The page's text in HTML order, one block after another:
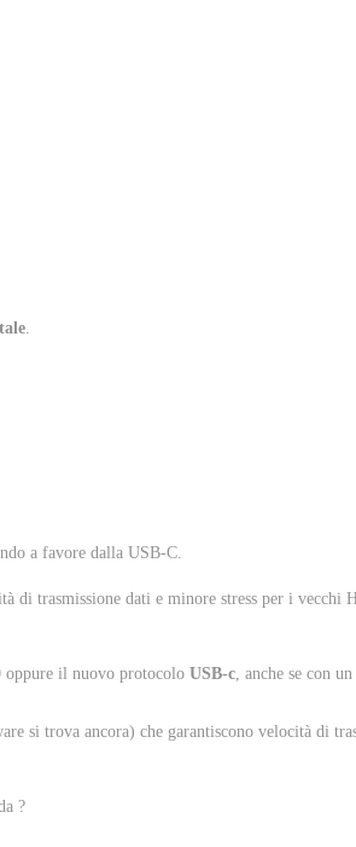
.
a favore dalla USB-C.
trasmissione dati e minore stress per i vecchi
oppure il nuovo protocolo USB-c, anche se con un
si trova ancora) che garantiscono velocità di
?